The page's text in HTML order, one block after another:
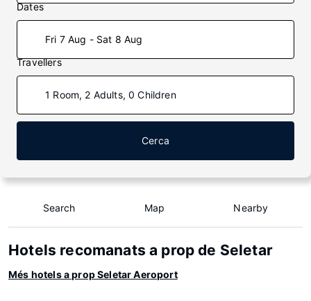
Dates
Fri 7 Aug - Sat 8 Aug
Travellers
1 Room, 2 Adults, 0 Children
Cerca
Search Map Nearby
Hotels recomanats a prop de Seletar
Més hotels a prop Seletar Aeroport